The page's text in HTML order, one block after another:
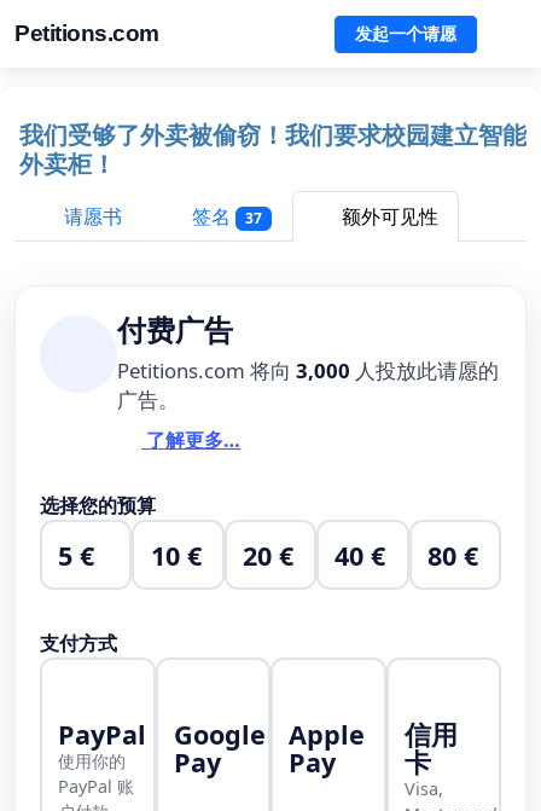
Petitions.com 发起一个请愿
我们受够了外卖被偷窃！我们要求校园建立智能
外卖柜！
请愿书
签名 37 额外可见性
付费广告
Petitions.com 将向 3,000 人投放此请愿的
广告。
了解更多…
选择您的预算
5 € 10 € 20 € 40 € 80 €
支付方式
PayPal
使用你的
PayPal 账
Google
Pay
Apple
Pay
信用
卡
Visa,